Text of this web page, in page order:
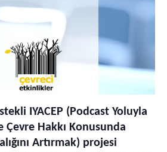
IYACEP (Podcast Yoluyla
Çevre Hakkı Konusunda
Artırmak) projesi